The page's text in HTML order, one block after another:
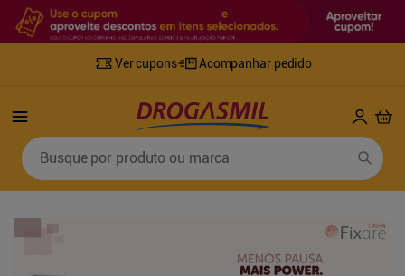
Ver cupons Acompanhar pedido
Busque por produto ou marca
Termos mais buscados
3
fralda xg